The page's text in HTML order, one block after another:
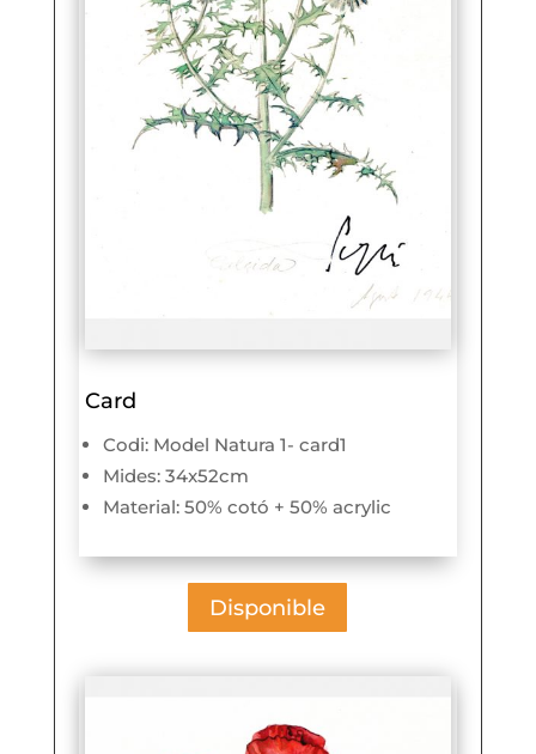
Card
Codi: Model Natura 1- card1
Mides: 34x52cm
Material: 50% cotó + 50% acrylic
Disponible